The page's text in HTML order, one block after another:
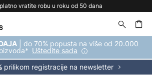
vratite robu u roku od 50 dana
| do 70% popusta na više od 20.000
Uštedite sada
prilikom registracije na newsletter